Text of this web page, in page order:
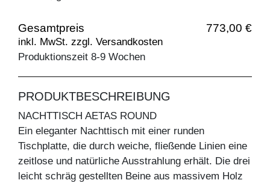
Gesamtpreis 773,00 €
inkl. MwSt. zzgl. Versandkosten
Produktionszeit 8-9 Wochen
PRODUKTBESCHREIBUNG
NACHTTISCH AETAS ROUND
Ein eleganter Nachttisch mit einer runden
Tischplatte, die durch weiche, fließende Linien eine
zeitlose und natürliche Ausstrahlung erhält. Die drei
leicht schräg gestellten Beine aus massivem Holz